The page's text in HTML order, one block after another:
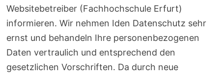
Websitebetreiber (Fachhochschule Erfurt)
informieren. Wir nehmen Iden Datenschutz sehr
ernst und behandeln Ihre personenbezogenen
Daten vertraulich und entsprechend den
gesetzlichen Vorschriften. Da durch neue